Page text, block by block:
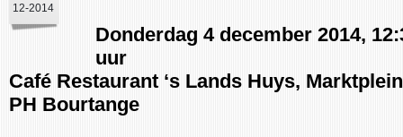
12-2014
Donderdag 4 december 2014,
uur
Café Restaurant ‘s Lands Huys,
PH Bourtange